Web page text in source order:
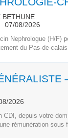
BETHUNE
07/08/2026
Nephrologue (H/F)
du Pas-de-
2026
CDI, depuis votre
rémunération